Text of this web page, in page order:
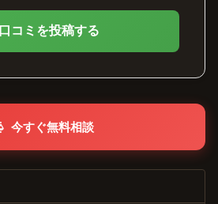
口コミを投稿する
今すぐ無料相談